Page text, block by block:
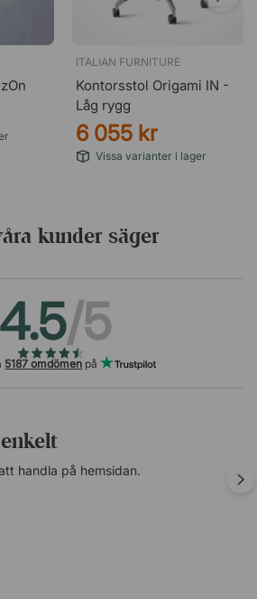
ITALIAN FURNITURE
Kontorsstol Origami IN -
Låg rygg
6 055 kr
Vissa varianter i lager
kunder säger
4.5/5
5187 omdömen på
handla på hemsidan.